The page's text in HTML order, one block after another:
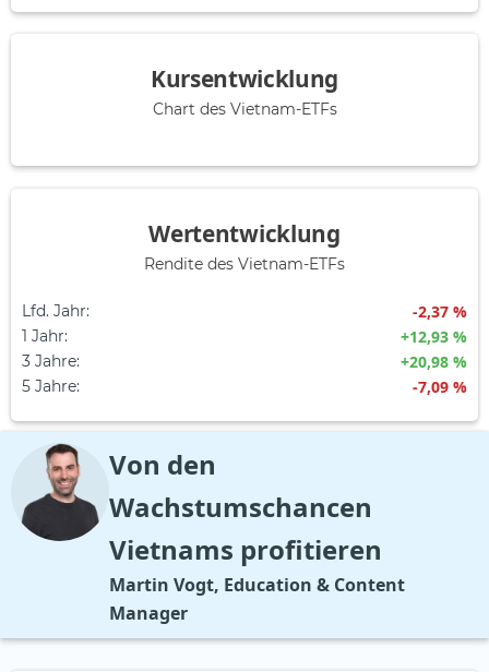
Kursentwicklung
Chart des Vietnam-ETFs
Wertentwicklung
Rendite des Vietnam-ETFs
Lfd. Jahr: -2,37 %
1 Jahr: +12,93 %
3 Jahre: +20,98 %
5 Jahre: -7,09 %
Von den
Wachstumschancen
Vietnams profitieren
Martin Vogt, Education & Content
Manager